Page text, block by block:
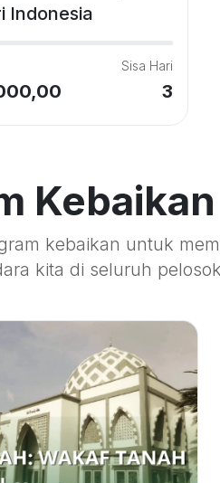
Indonesia
Sisa Hari
3
Kebaikan
kebaikan untuk
kita di seluruh